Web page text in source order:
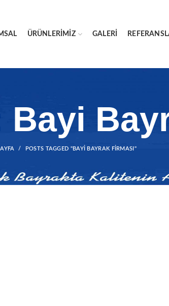
ÜRÜNLERIMIZ GALERI
POSTS TAGGED "BAYI BAYRAK FIRMASI"